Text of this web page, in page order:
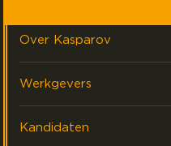
Over Kasparov
Over ons
Werkgevers
Voor werkgevers
Kandidaten